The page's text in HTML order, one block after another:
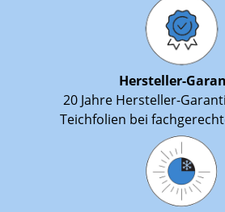
Hersteller-
20 Jahre Hersteller-
Teichfolien bei